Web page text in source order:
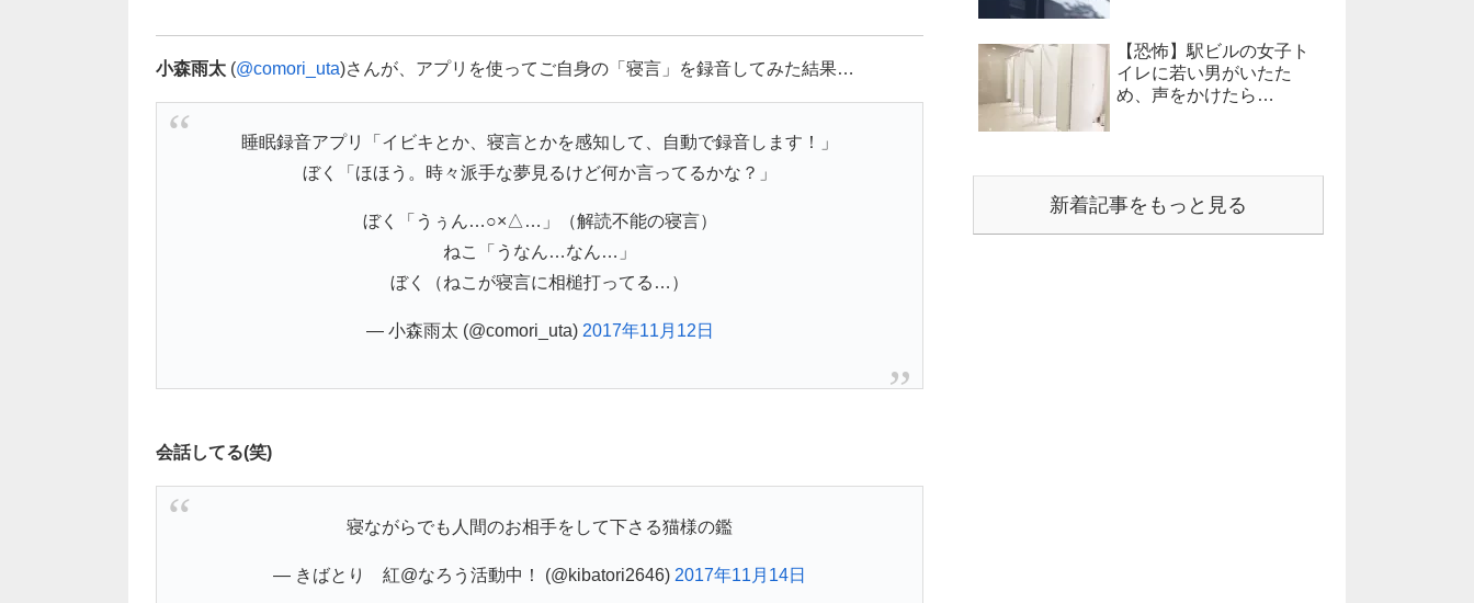
小森雨太 (@comori_uta)さんが、アプリを使ってご自身の「寝言」を録音してみた結果…
睡眠録音アプリ「イビキとか、寝言とかを感知して、自動で録音します！」
ぼく「ほほう。時々派手な夢見るけど何か言ってるかな？」
ぼく「うぅん…○×△…」（解読不能の寝言）
ねこ「うなん…なん…」
ぼく（ねこが寝言に相槌打ってる…）
— 小森雨太 (@comori_uta) 2017年11月12日
会話してる(笑)
寝ながらでも人間のお相手をして下さる猫様の鑑
— きばとり 紅@なろう活動中！ (@kibatori2646) 2017年11月14日
【恐怖】駅ビルの女子ト
イレに若い男がいたた
め、声をかけたら…
新着記事をもっと見る